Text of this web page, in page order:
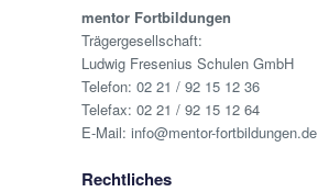
mentor Fortbildungen
Trägergesellschaft:
Ludwig Fresenius Schulen GmbH
Telefon: 02 21 / 92 15 12 36
Telefax: 02 21 / 92 15 12 64
E-Mail: info@mentor-fortbildungen.de
Rechtliches